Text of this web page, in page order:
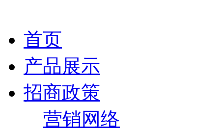
首页
产品展示
招商政策
营销网络